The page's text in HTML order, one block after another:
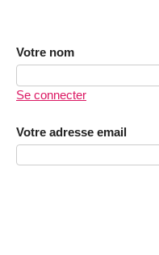
Votre nom
Se connecter
Votre adresse email